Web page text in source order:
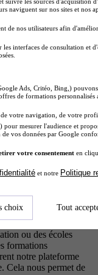
proposé par le
en deux ans des
dans les secteurs
ou des écoles
formations
notre plateforme
Cela nous permet de
naviguent sur nos sites et nos
de nos utilisateurs afin
interfaces de consultation et
Ads, Critéo, Bing,)
de formations
votre navigation, de votre
mesurer l'audience et
vos données par Google
votre consentement en
et notre Politique
choix Tout